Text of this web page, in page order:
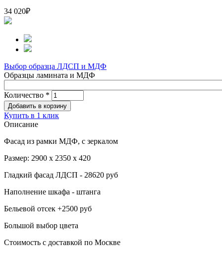
34 020₽
Выбор образца ЛДСП и МДФ
Образцы ламината и МДФ
Количество *
Купить в 1 клик
Описание
Фасад из рамки МДФ, с зеркалом
Размер: 2900 х 2350 х 420
Гладкий фасад ЛДСП - 28620 руб
Наполнение шкафа - штанга
Бельевой отсек +2500 руб
Большой выбор цвета
Стоимость с доставкой по Москве